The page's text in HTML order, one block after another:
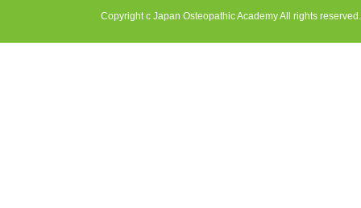
Copyright c Japan Osteopathic Academy All rights reserved.